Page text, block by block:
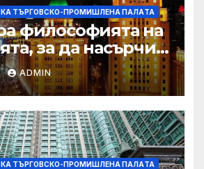
ТЪРГОВСКО-ПРОМИШЛЕНА ПАЛAТА
философията на
за да насърчи
между
САЩ
ADMIN
ТЪРГОВСКО-ПРОМИШЛЕНА ПАЛAТА